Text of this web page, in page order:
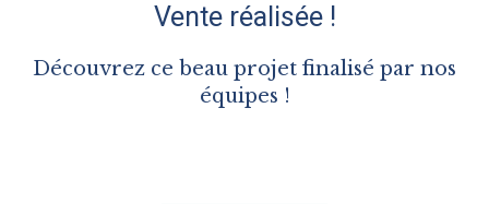
Vente réalisée !
Découvrez ce beau projet finalisé par nos
équipes !